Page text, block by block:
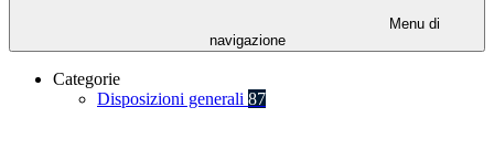
Menu di
navigazione
Categorie
Disposizioni generali 87